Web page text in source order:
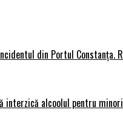
din Portul Constanța.
interzică alcoolul pentru